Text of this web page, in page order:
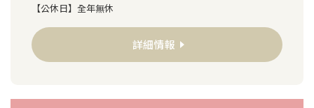
【公休日】 全年無休
詳細情報